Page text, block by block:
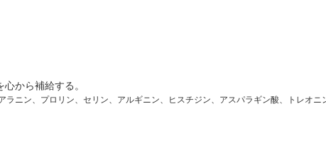
から補給する。
ラニン、プロリン、セリン、アルギニン、ヒスチジン、アスパラギン酸、トレオニ